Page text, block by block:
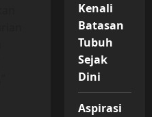
Kenali
Batasan
Tubuh
Sejak
Dini
Aspirasi